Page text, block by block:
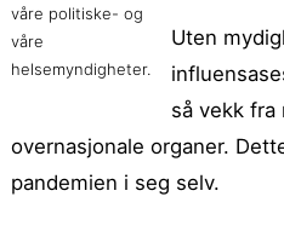
våre politiske- og
våre
helsemyndigheter.
Uten
så vekk fra
overnasjonale organer.
pandemien i seg selv.